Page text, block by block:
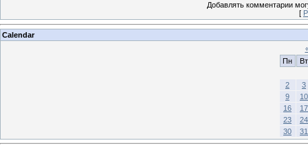
Добавлять комментарии
[
Calendar
Пн
Вт
2
3
9
10
16
17
23
24
30
31